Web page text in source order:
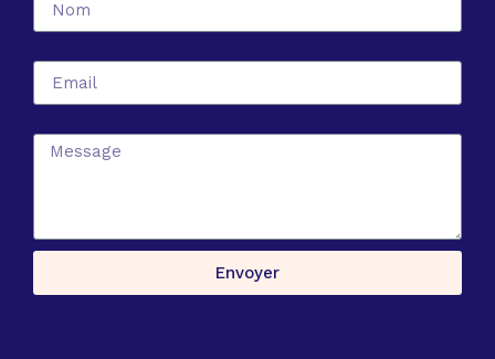
Envoyer